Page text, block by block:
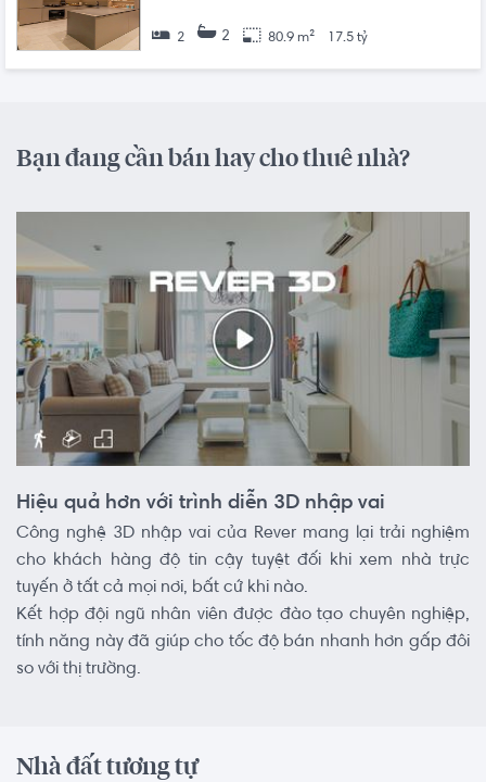
2 2 80.9 m² 17.5 tỷ
Bạn đang cần bán hay cho thuê nhà?
Hiệu quả hơn với trình diễn 3D nhập vai
Công nghệ 3D nhập vai của Rever mang lại trải nghiệm
cho khách hàng độ tin cậy tuyệt đối khi xem nhà trực
tuyến ở tất cả mọi nơi, bất cứ khi nào.
Kết hợp đội ngũ nhân viên được đào tạo chuyên nghiệp,
tính năng này đã giúp cho tốc độ bán nhanh hơn gấp đôi
so với thị trường.
Nhà đất tương tự